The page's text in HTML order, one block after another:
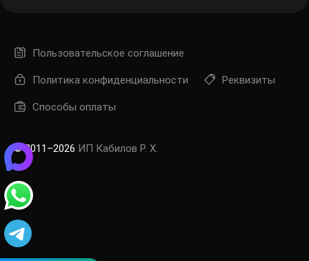
Пользовательское соглашение
Политика конфиденциальности Реквизиты
Способы оплаты
© 2011–2026 ИП Кабилов Р. Х.